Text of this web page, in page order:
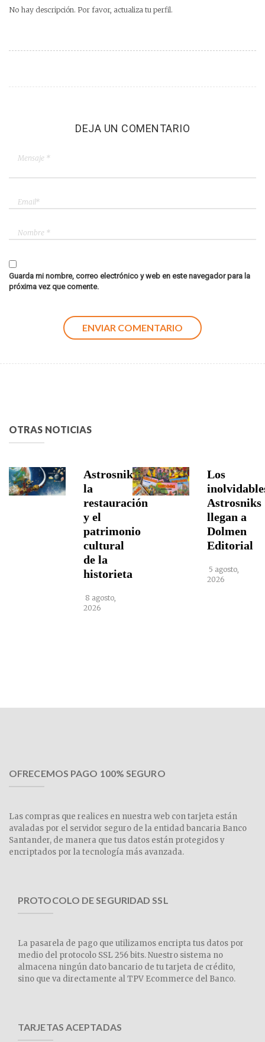
No hay descripción. Por favor, actualiza tu perfil.
DEJA UN COMENTARIO
Guarda mi nombre, correo electrónico y web en este navegador para la
próxima vez que comente.
OTRAS NOTICIAS
Astrosniks,
la
restauración
y el
patrimonio
cultural
de la
historieta
8 agosto,
2026
Los
Astrosniks
llegan a
Dolmen
Editorial
5 agosto,
2026
OFRECEMOS PAGO 100% SEGURO
Las compras que realices en nuestra web con tarjeta están
avaladas por el servidor seguro de la entidad bancaria Banco
Santander, de manera que tus datos están protegidos y
encriptados por la tecnología más avanzada.
PROTOCOLO DE SEGURIDAD SSL
La pasarela de pago que utilizamos encripta tus datos por
medio del protocolo SSL 256 bits. Nuestro sistema no
almacena ningún dato bancario de tu tarjeta de crédito,
sino que va directamente al TPV Ecommerce del Banco.
TARJETAS ACEPTADAS